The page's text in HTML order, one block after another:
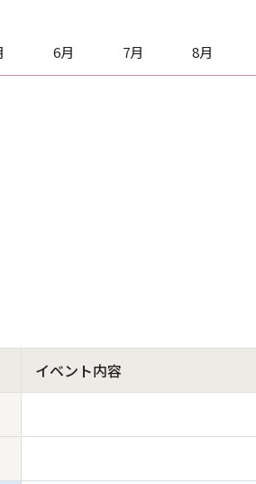
6月 7月 8月
イベント内容